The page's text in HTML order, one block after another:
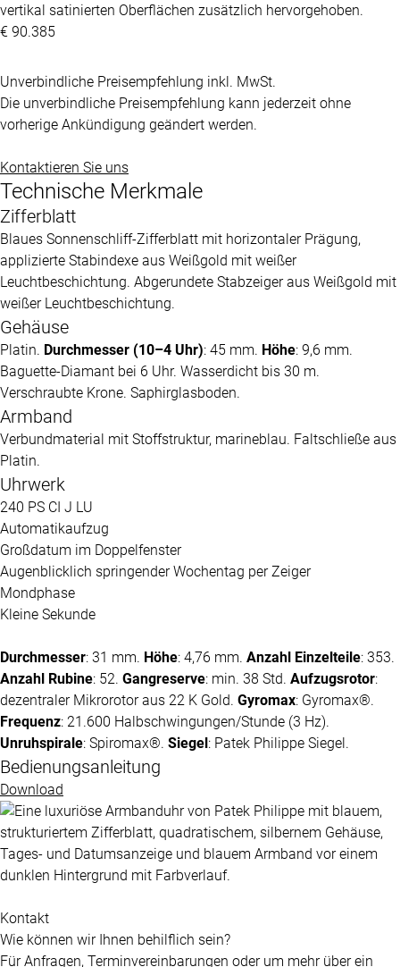
vertikal satinierten Oberflächen zusätzlich hervorgehoben.
€ 90.385
Unverbindliche Preisempfehlung inkl. MwSt.
Die unverbindliche Preisempfehlung kann jederzeit ohne
vorherige Ankündigung geändert werden.
Kontaktieren Sie uns
Technische Merkmale
Zifferblatt
Blaues Sonnenschliff-Zifferblatt mit horizontaler Prägung,
applizierte Stabindexe aus Weißgold mit weißer
Leuchtbeschichtung. Abgerundete Stabzeiger aus Weißgold mit
weißer Leuchtbeschichtung.
Gehäuse
Platin. Durchmesser (10–4 Uhr): 45 mm. Höhe: 9,6 mm.
Baguette-Diamant bei 6 Uhr. Wasserdicht bis 30 m.
Verschraubte Krone. Saphirglasboden.
Armband
Verbundmaterial mit Stoffstruktur, marineblau. Faltschließe aus
Platin.
Uhrwerk
240 PS CI J LU
Automatikaufzug
Großdatum im Doppelfenster
Augenblicklich springender Wochentag per Zeiger
Mondphase
Kleine Sekunde
Durchmesser: 31 mm. Höhe: 4,76 mm. Anzahl Einzelteile: 353.
Anzahl Rubine: 52. Gangreserve: min. 38 Std. Aufzugsrotor:
dezentraler Mikrorotor aus 22 K Gold. Gyromax: Gyromax®.
Frequenz: 21.600 Halbschwingungen/Stunde (3 Hz).
Unruhspirale: Spiromax®. Siegel: Patek Philippe Siegel.
Bedienungsanleitung
Download
Kontakt
Wie können wir Ihnen behilflich sein?
Für Anfragen, Terminvereinbarungen oder um mehr über ein